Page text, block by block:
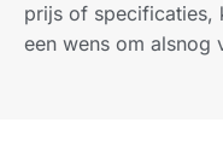
prijs of specificaties,
een wens om alsnog